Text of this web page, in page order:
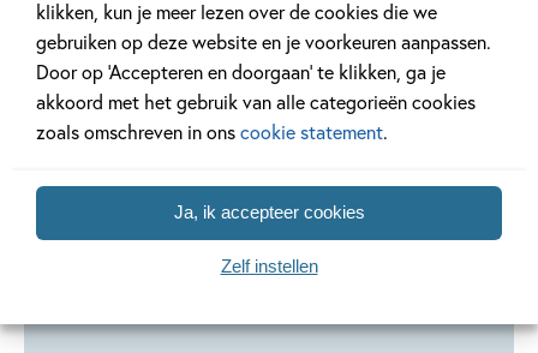
klikken, kun je meer lezen over de cookies die we
gebruiken op deze website en je voorkeuren aanpassen.
Door op ‘Accepteren en doorgaan’ te klikken, ga je
akkoord met het gebruik van alle categorieën cookies
zoals omschreven in onscookie statement.
Ja, ik accepteer cookies
Zelf instellen
geschikt voor deallerkleinstenenpeuters.
Lees verder
Andere boeken uit de serie 'Muis'